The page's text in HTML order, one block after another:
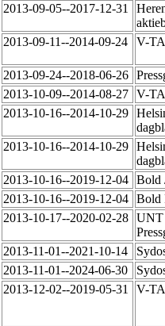
2013-09-05--2017-12-31
2013-09-11--2014-09-24 V-
2013-09-24--2018-06-26
2013-10-09--2014-08-27 V-
2013-10-16--2014-10-29
2013-10-16--2014-10-29
2013-10-16--2019-12-04 Bold
2013-10-16--2019-12-04 Bold
2013-10-17--2020-02-28 UNT
2013-11-01--2021-10-14
2013-11-01--2024-06-30
2013-12-02--2019-05-31 V-